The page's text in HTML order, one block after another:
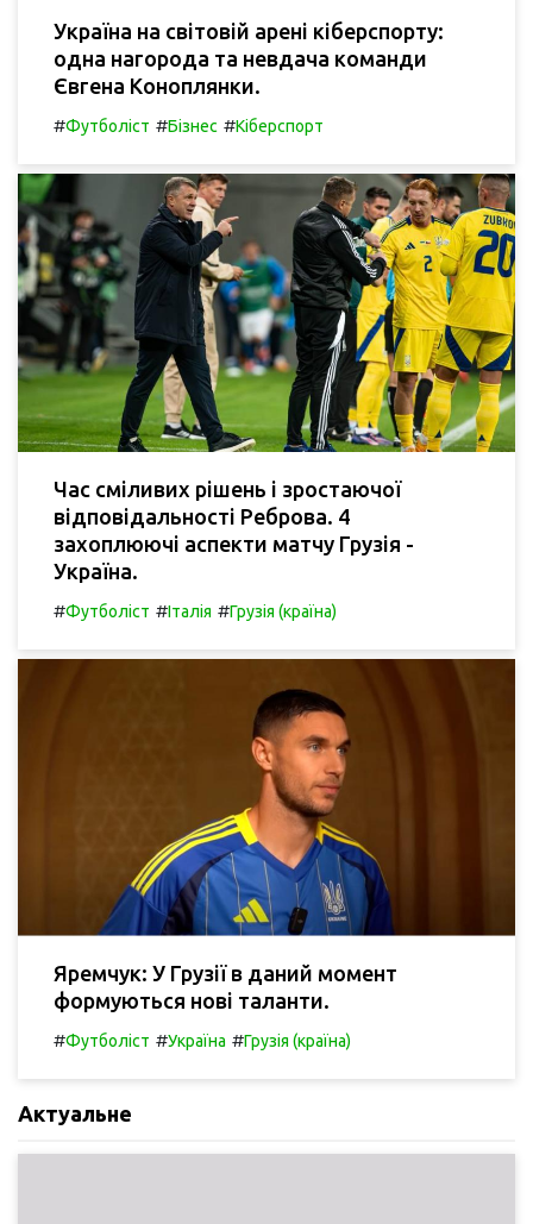
Україна на світовій арені кіберспорту:
одна нагорода та невдача команди
Євгена Коноплянки.
#Футболіст #Бізнес #Кіберспорт
Час сміливих рішень і зростаючої
відповідальності Реброва. 4
захоплюючі аспекти матчу Грузія -
Україна.
#Футболіст #Італія #Грузія (країна)
Яремчук: У Грузії в даний момент
формуються нові таланти.
#Футболіст #Україна #Грузія (країна)
Актуальне